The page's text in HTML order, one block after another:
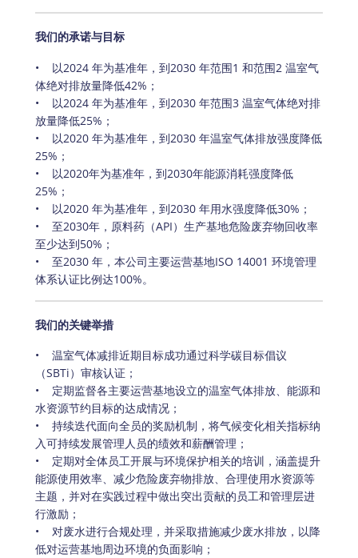
我们的承诺与目标
•    以2024 年为基准年，到2030 年范围1 和范围2 温室气
体绝对排放量降低42%；
•    以2024 年为基准年，到2030 年范围3 温室气体绝对排
放量降低25%；
•    以2020 年为基准年，到2030 年温室气体排放强度降低
25%；
•    以2020年为基准年，到2030年能源消耗强度降低
25%；
•    以2020 年为基准年，到2030 年用水强度降低30%；
•    至2030年，原料药（API）生产基地危险废弃物回收率
至少达到50%；
•    至2030 年，本公司主要运营基地ISO 14001 环境管理
体系认证比例达100%。
我们的关键举措
•    温室气体减排近期目标成功通过科学碳目标倡议
（SBTi）审核认证；
•    定期监督各主要运营基地设立的温室气体排放、能源和
水资源节约目标的达成情况；
•    持续迭代面向全员的奖励机制，将气候变化相关指标纳
入可持续发展管理人员的绩效和薪酬管理；
•    定期对全体员工开展与环境保护相关的培训，涵盖提升
能源使用效率、减少危险废弃物排放、合理使用水资源等
主题，并对在实践过程中做出突出贡献的员工和管理层进
行激励；
•    对废水进行合规处理，并采取措施减少废水排放，以降
低对运营基地周边环境的负面影响；